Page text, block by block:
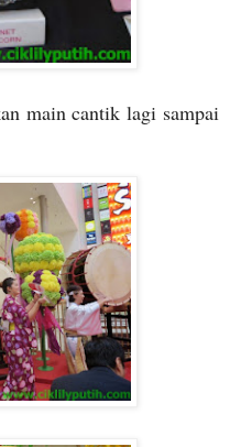
main cantik lagi sampai